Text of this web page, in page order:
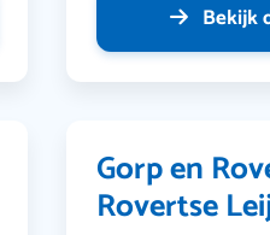
Bekijk
Gorp en
Rovertse